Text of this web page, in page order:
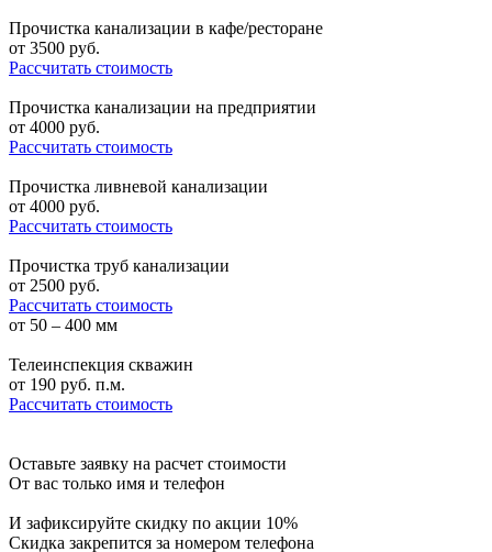
Прочистка канализации в кафе/ресторане
от 3500 руб.
Рассчитать стоимость
Прочистка канализации на предприятии
от 4000 руб.
Рассчитать стоимость
Прочистка ливневой канализации
от 4000 руб.
Рассчитать стоимость
Прочистка труб канализации
от 2500 руб.
Рассчитать стоимость
от 50 – 400 мм
Телеинспекция скважин
от 190 руб. п.м.
Рассчитать стоимость
Оставьте заявку на расчет стоимости
От вас только имя и телефон
И зафиксируйте скидку по акции 10%
Скидка закрепится за номером телефона